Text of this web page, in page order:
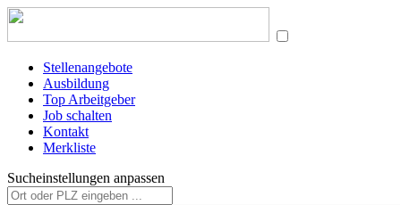
Stellenangebote
Ausbildung
Top Arbeitgeber
Job schalten
Kontakt
Merkliste
Sucheinstellungen anpassen